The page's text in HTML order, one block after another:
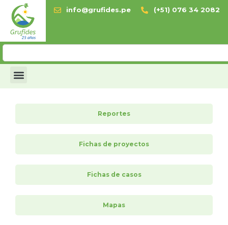
info@grufides.pe (+51) 076 34 2082
Reportes
Fichas de proyectos
Fichas de casos
Mapas